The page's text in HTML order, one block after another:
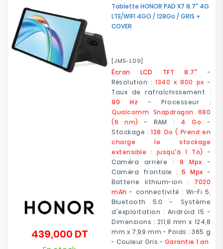
Tablette HONOR PAD X7 8.7" 4G
LTE/WIFI 4GO / 128Go / GRIS +
COVER
[JMS-L09]
Écran LCD TFT 8.7" -
Résolution :1340 x 800 px -
Taux de rafraîchissement :
90 Hz - Processeur :
Qualcomm Snapdragon 680
(6 nm)
- RAM : 4 Go -
Stockage :128 Go ( Prend en
charge le stockage
extensible : jusqu'à 1 To) -
Caméra arrière : 8 Mpx -
Caméra frontale :5 Mpx -
Batterie lithium-ion : 7020
mAh - connectivité : Wi-Fi 5,
Bluetooth 5.0 - Système
d'exploitation : Android 15 -
Dimensions : 211,8 mm x 124,8
mm x 7,99 mm - Poids : 365 g
- Couleur Gris - Garantie 1 an
439,000 DTPrix